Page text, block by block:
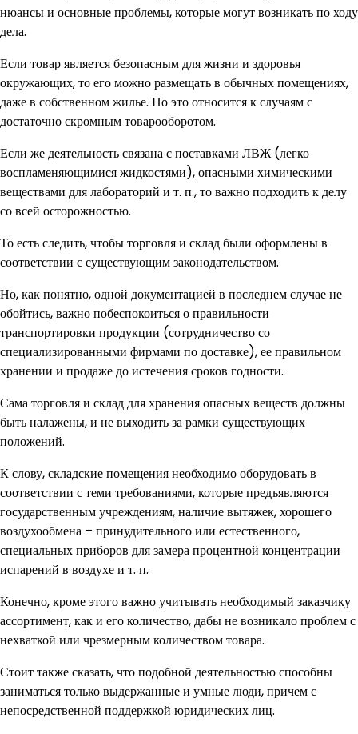
нюансы и основные проблемы, которые могут возникать по ходу
дела.
Если товар является безопасным для жизни и здоровья
окружающих, то его можно размещать в обычных помещениях,
даже в собственном жилье. Но это относится к случаям с
достаточно скромным товарооборотом.
Если же деятельность связана с поставками ЛВЖ (легко
воспламеняющимися жидкостями), опасными химическими
веществами для лабораторий и т. п., то важно подходить к делу
со всей осторожностью.
То есть следить, чтобы торговля и склад были оформлены в
соответствии с существующим законодательством.
Но, как понятно, одной документацией в последнем случае не
обойтись, важно побеспокоиться о правильности
транспортировки продукции (сотрудничество со
специализированными фирмами по доставке), ее правильном
хранении и продаже до истечения сроков годности.
Сама торговля и склад для хранения опасных веществ должны
быть налажены, и не выходить за рамки существующих
положений.
К слову, складские помещения необходимо оборудовать в
соответствии с теми требованиями, которые предъявляются
государственным учреждениям, наличие вытяжек, хорошего
воздухообмена – принудительного или естественного,
специальных приборов для замера процентной концентрации
испарений в воздухе и т. п.
Конечно, кроме этого важно учитывать необходимый заказчику
ассортимент, как и его количество, дабы не возникало проблем с
нехваткой или чрезмерным количеством товара.
Стоит также сказать, что подобной деятельностью способны
заниматься только выдержанные и умные люди, причем с
непосредственной поддержкой юридических лиц.